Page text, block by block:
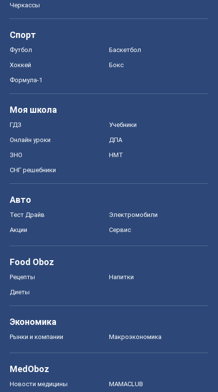
Черкассы
Спорт
Футбол Баскетбол
Хоккей Бокс
Формула-1
Моя школа
ГДЗ Учебники
Онлайн уроки ДПА
ЗНО НМТ
СНГ решебники
Авто
Тест Драйв Электромобили
Акции Сервис
Food Oboz
Рецепты Напитки
Диеты
Экономика
Рынки и компании Mакроэкономика
MedOboz
Новости медицины MAMACLUB